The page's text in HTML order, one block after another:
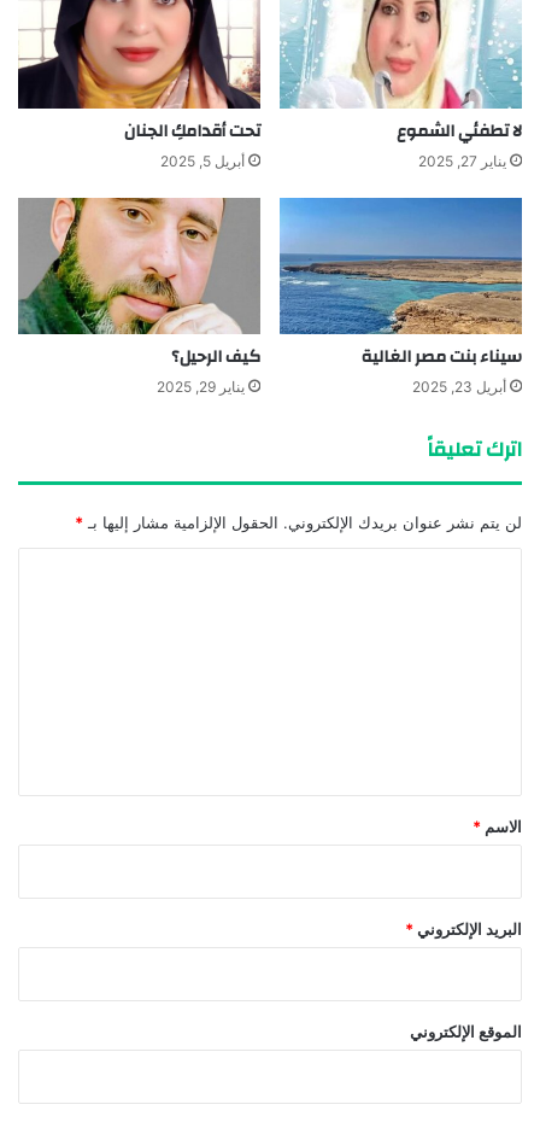
لا تطفئي الشموع
يناير 27, 2025
تحت أقدامكِ الجنان
أبريل 5, 2025
سيناء بنت مصر الغالية
أبريل 23, 2025
كيف الرحيل؟
يناير 29, 2025
اترك تعليقاً
لن يتم نشر عنوان بريدك الإلكتروني. الحقول الإلزامية مشار إليها بـ *
*
الاسم *
البريد الإلكتروني *
الموقع الإلكتروني